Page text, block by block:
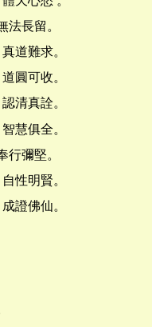
法長留。
道難求。
圓可收。
清真詮。
慧俱全。
行彌堅。
性明賢。
證佛仙。